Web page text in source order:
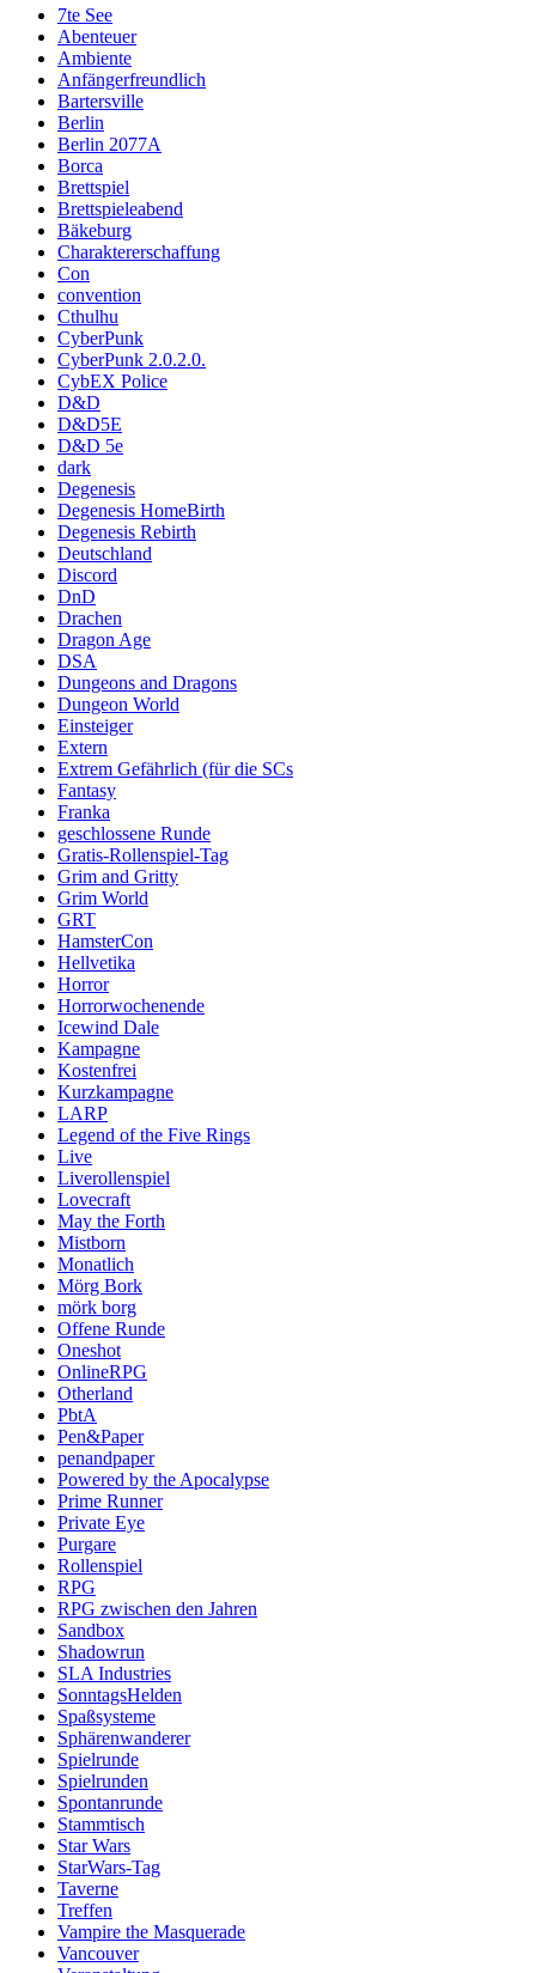
7te See
Abenteuer
Ambiente
Anfängerfreundlich
Bartersville
Berlin
Berlin 2077A
Borca
Brettspiel
Brettspieleabend
Bäkeburg
Charaktererschaffung
Con
convention
Cthulhu
CyberPunk
CyberPunk 2.0.2.0.
CybEX Police
D&D
D&D5E
D&D 5e
dark
Degenesis
Degenesis HomeBirth
Degenesis Rebirth
Deutschland
Discord
DnD
Drachen
Dragon Age
DSA
Dungeons and Dragons
Dungeon World
Einsteiger
Extern
Extrem Gefährlich (für die SCs
Fantasy
Franka
geschlossene Runde
Gratis-Rollenspiel-Tag
Grim and Gritty
Grim World
GRT
HamsterCon
Hellvetika
Horror
Horrorwochenende
Icewind Dale
Kampagne
Kostenfrei
Kurzkampagne
LARP
Legend of the Five Rings
Live
Liverollenspiel
Lovecraft
May the Forth
Mistborn
Monatlich
Mörg Bork
mörk borg
Offene Runde
Oneshot
OnlineRPG
Otherland
PbtA
Pen&Paper
penandpaper
Powered by the Apocalypse
Prime Runner
Private Eye
Purgare
Rollenspiel
RPG
RPG zwischen den Jahren
Sandbox
Shadowrun
SLA Industries
SonntagsHelden
Spaßsysteme
Sphärenwanderer
Spielrunde
Spielrunden
Spontanrunde
Stammtisch
Star Wars
StarWars-Tag
Taverne
Treffen
Vampire the Masquerade
Vancouver